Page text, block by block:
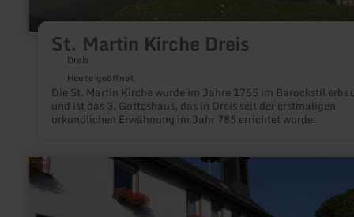
St. Martin Kirche Dreis
Dreis
Heute geöffnet
Die St. Martin Kirche wurde im Jahre 1755 im Barockstil
und ist das 3. Gotteshaus, das in Dreis seit der erstmaligen
urkundlichen Erwähnung im Jahr 785 errichtet wurde.
mehr
erfahren
zu: